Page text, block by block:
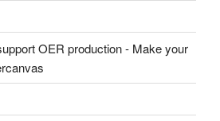
OER production - Make your